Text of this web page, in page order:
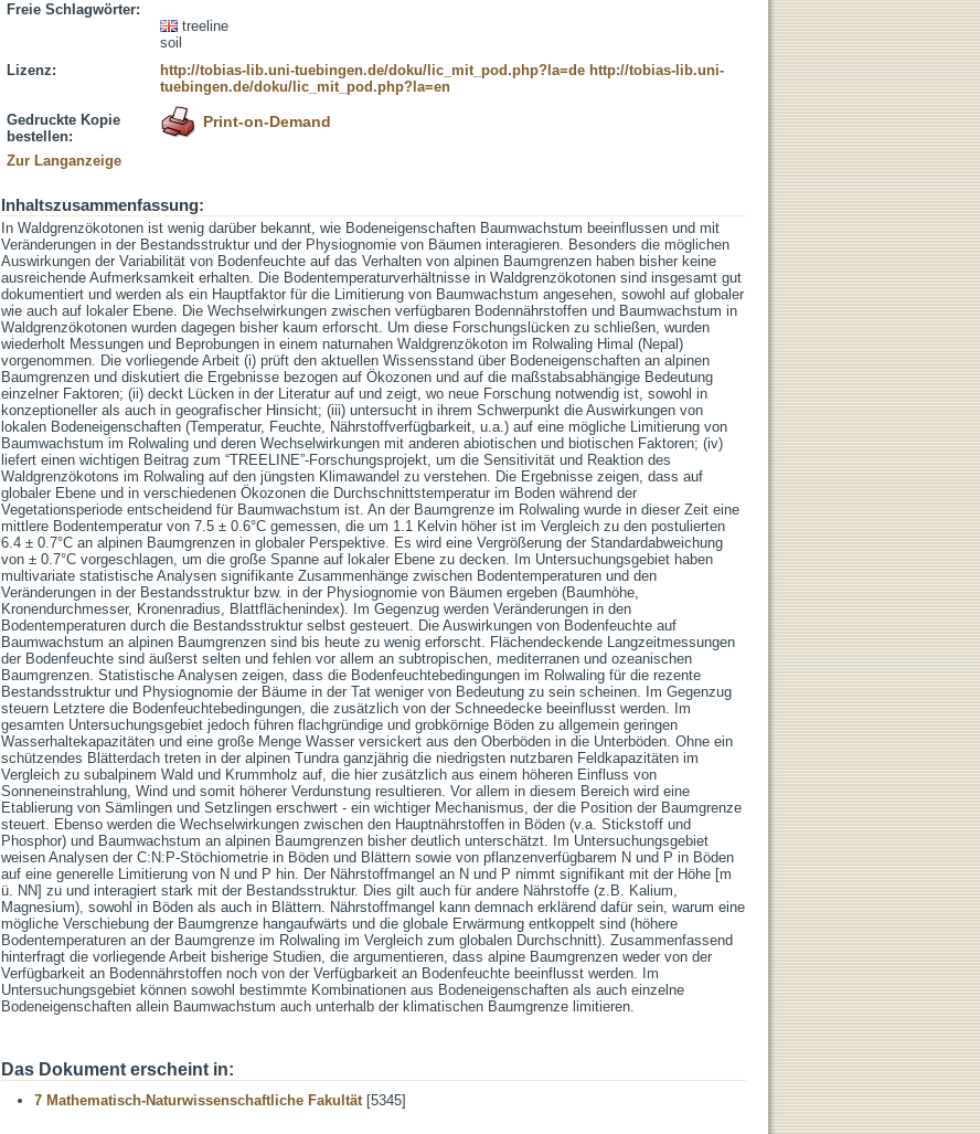
Freie Schlagwörter:
treeline
soil
Lizenz:
http://tobias-lib.uni-tuebingen.de/doku/lic_mit_pod.php?la=de http://tobias-lib.uni-
tuebingen.de/doku/lic_mit_pod.php?la=en
Gedruckte Kopie
bestellen:
Print-on-Demand
Zur Langanzeige
Inhaltszusammenfassung:
In Waldgrenzökotonen ist wenig darüber bekannt, wie Bodeneigenschaften Baumwachstum beeinflussen und mit
Veränderungen in der Bestandsstruktur und der Physiognomie von Bäumen interagieren. Besonders die möglichen
Auswirkungen der Variabilität von Bodenfeuchte auf das Verhalten von alpinen Baumgrenzen haben bisher keine
ausreichende Aufmerksamkeit erhalten. Die Bodentemperaturverhältnisse in Waldgrenzökotonen sind insgesamt gut
dokumentiert und werden als ein Hauptfaktor für die Limitierung von Baumwachstum angesehen, sowohl auf globaler
wie auch auf lokaler Ebene. Die Wechselwirkungen zwischen verfügbaren Bodennährstoffen und Baumwachstum in
Waldgrenzökotonen wurden dagegen bisher kaum erforscht. Um diese Forschungslücken zu schließen, wurden
wiederholt Messungen und Beprobungen in einem naturnahen Waldgrenzökoton im Rolwaling Himal (Nepal)
vorgenommen. Die vorliegende Arbeit (i) prüft den aktuellen Wissensstand über Bodeneigenschaften an alpinen
Baumgrenzen und diskutiert die Ergebnisse bezogen auf Ökozonen und auf die maßstabsabhängige Bedeutung
einzelner Faktoren; (ii) deckt Lücken in der Literatur auf und zeigt, wo neue Forschung notwendig ist, sowohl in
konzeptioneller als auch in geografischer Hinsicht; (iii) untersucht in ihrem Schwerpunkt die Auswirkungen von
lokalen Bodeneigenschaften (Temperatur, Feuchte, Nährstoffverfügbarkeit, u.a.) auf eine mögliche Limitierung von
Baumwachstum im Rolwaling und deren Wechselwirkungen mit anderen abiotischen und biotischen Faktoren; (iv)
liefert einen wichtigen Beitrag zum “TREELINE”-Forschungsprojekt, um die Sensitivität und Reaktion des
Waldgrenzökotons im Rolwaling auf den jüngsten Klimawandel zu verstehen. Die Ergebnisse zeigen, dass auf
globaler Ebene und in verschiedenen Ökozonen die Durchschnittstemperatur im Boden während der
Vegetationsperiode entscheidend für Baumwachstum ist. An der Baumgrenze im Rolwaling wurde in dieser Zeit eine
mittlere Bodentemperatur von 7.5 ± 0.6°C gemessen, die um 1.1 Kelvin höher ist im Vergleich zu den postulierten
6.4 ± 0.7°C an alpinen Baumgrenzen in globaler Perspektive. Es wird eine Vergrößerung der Standardabweichung
von ± 0.7°C vorgeschlagen, um die große Spanne auf lokaler Ebene zu decken. Im Untersuchungsgebiet haben
multivariate statistische Analysen signifikante Zusammenhänge zwischen Bodentemperaturen und den
Veränderungen in der Bestandsstruktur bzw. in der Physiognomie von Bäumen ergeben (Baumhöhe,
Kronendurchmesser, Kronenradius, Blattflächenindex). Im Gegenzug werden Veränderungen in den
Bodentemperaturen durch die Bestandsstruktur selbst gesteuert. Die Auswirkungen von Bodenfeuchte auf
Baumwachstum an alpinen Baumgrenzen sind bis heute zu wenig erforscht. Flächendeckende Langzeitmessungen
der Bodenfeuchte sind äußerst selten und fehlen vor allem an subtropischen, mediterranen und ozeanischen
Baumgrenzen. Statistische Analysen zeigen, dass die Bodenfeuchtebedingungen im Rolwaling für die rezente
Bestandsstruktur und Physiognomie der Bäume in der Tat weniger von Bedeutung zu sein scheinen. Im Gegenzug
steuern Letztere die Bodenfeuchtebedingungen, die zusätzlich von der Schneedecke beeinflusst werden. Im
gesamten Untersuchungsgebiet jedoch führen flachgründige und grobkörnige Böden zu allgemein geringen
Wasserhaltekapazitäten und eine große Menge Wasser versickert aus den Oberböden in die Unterböden. Ohne ein
schützendes Blätterdach treten in der alpinen Tundra ganzjährig die niedrigsten nutzbaren Feldkapazitäten im
Vergleich zu subalpinem Wald und Krummholz auf, die hier zusätzlich aus einem höheren Einfluss von
Sonneneinstrahlung, Wind und somit höherer Verdunstung resultieren. Vor allem in diesem Bereich wird eine
Etablierung von Sämlingen und Setzlingen erschwert - ein wichtiger Mechanismus, der die Position der Baumgrenze
steuert. Ebenso werden die Wechselwirkungen zwischen den Hauptnährstoffen in Böden (v.a. Stickstoff und
Phosphor) und Baumwachstum an alpinen Baumgrenzen bisher deutlich unterschätzt. Im Untersuchungsgebiet
weisen Analysen der C:N:P-Stöchiometrie in Böden und Blättern sowie von pflanzenverfügbarem N und P in Böden
auf eine generelle Limitierung von N und P hin. Der Nährstoffmangel an N und P nimmt signifikant mit der Höhe [m
ü. NN] zu und interagiert stark mit der Bestandsstruktur. Dies gilt auch für andere Nährstoffe (z.B. Kalium,
Magnesium), sowohl in Böden als auch in Blättern. Nährstoffmangel kann demnach erklärend dafür sein, warum eine
mögliche Verschiebung der Baumgrenze hangaufwärts und die globale Erwärmung entkoppelt sind (höhere
Bodentemperaturen an der Baumgrenze im Rolwaling im Vergleich zum globalen Durchschnitt). Zusammenfassend
hinterfragt die vorliegende Arbeit bisherige Studien, die argumentieren, dass alpine Baumgrenzen weder von der
Verfügbarkeit an Bodennährstoffen noch von der Verfügbarkeit an Bodenfeuchte beeinflusst werden. Im
Untersuchungsgebiet können sowohl bestimmte Kombinationen aus Bodeneigenschaften als auch einzelne
Bodeneigenschaften allein Baumwachstum auch unterhalb der klimatischen Baumgrenze limitieren.
Das Dokument erscheint in:
7 Mathematisch-Naturwissenschaftliche Fakultät[5345]